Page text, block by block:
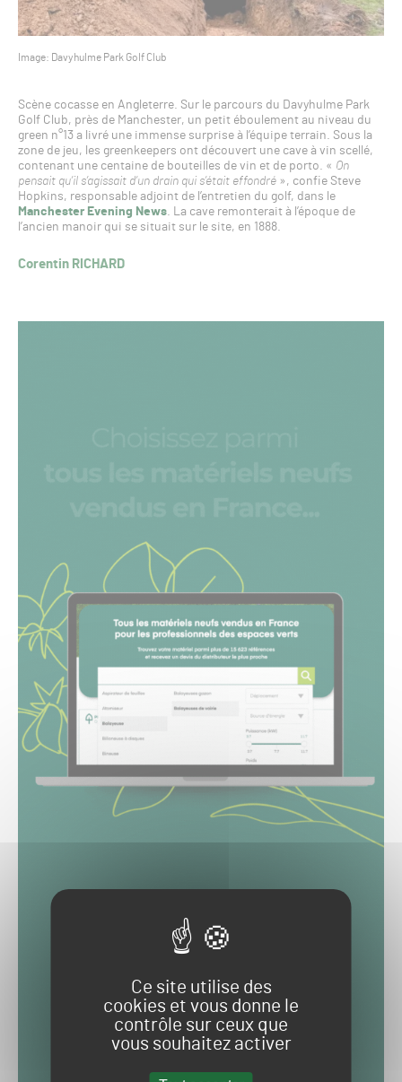
Ce site utilise des
cookies et vous donne le
contrôle sur ceux que
vous souhaitez activer
Image: Davyhulme Park Golf Club
Scène cocasse en Angleterre. Sur le parcours du Davyhulme Park
Golf Club, près de Manchester, un petit éboulement au niveau du
green n°13 a livré une immense surprise à l’équipe terrain. Sous la
zone de jeu, les greenkeepers ont découvert une cave à vin scellé,
contenant une centaine de bouteilles de vin et de porto. « On
pensait qu’il s’agissait d’un drain qui s’était effondré», confie Steve
Hopkins, responsable adjoint de l’entretien du golf, dans le
Manchester Evening News. La cave remonterait à l’époque de
l’ancien manoir qui se situait sur le site, en 1888.
Corentin RICHARD